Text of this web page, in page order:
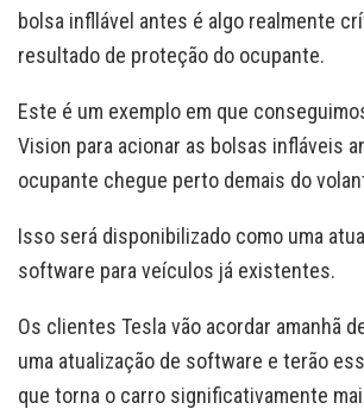
bolsa infllável antes é algo realmente
resultado de proteção do ocupante.
Este é um exemplo em que
Vision para acionar as bolsas infláveis
ocupante chegue perto demais do
Isso será disponibilizado como uma
software para veículos já existentes.
Os clientes Tesla vão acordar amanhã
uma atualização de software e terão
que torna o carro significativamente